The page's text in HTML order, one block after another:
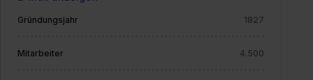
Gründungsjahr 1827
Mitarbeiter 4.500